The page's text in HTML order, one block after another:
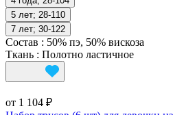
5 лет; 28-110
7 лет; 30-122
Состав : 50% пэ, 50% вискоза
Ткань : Полотно ластичное
от 1 104 ₽